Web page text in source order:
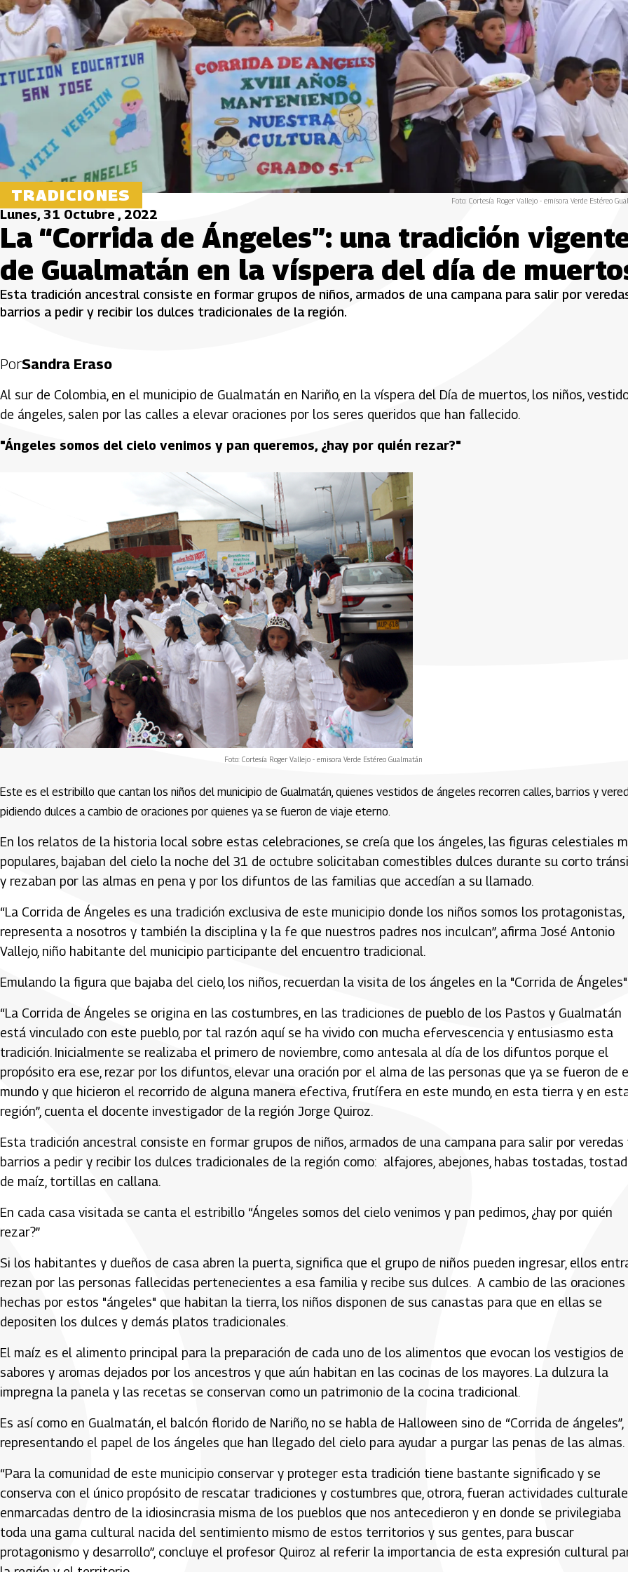
TRADICIONES Foto: Cortesía Roger Vallejo - emisora Verde Estéreo
Lunes, 31 Octubre , 2022
La “Corrida de Ángeles”: una tradición
de Gualmatán en la víspera del día de
Esta tradición ancestral consiste en formar grupos de niños, armados de una campana para salir por
barrios a pedir y recibir los dulces tradicionales de la región.
PorSandra Eraso
Al sur de Colombia, en el municipio de Gualmatán en Nariño, en la víspera del Día de muertos, los niños,
de ángeles, salen por las calles a elevar oraciones por los seres queridos que han fallecido.
"Ángeles somos del cielo venimos y pan queremos, ¿hay por quién rezar?"
Foto: Cortesía Roger Vallejo - emisora Verde Estéreo Gualmatán
Este es el estribillo que cantan los niños del municipio de Gualmatán, quienes vestidos de ángeles recorren calles, barrios y
pidiendo dulces a cambio de oraciones por quienes ya se fueron de viaje eterno.
En los relatos de la historia local sobre estas celebraciones, se creía que los ángeles, las figuras celestiales
populares, bajaban del cielo la noche del 31 de octubre solicitaban comestibles dulces durante su corto
y rezaban por las almas en pena y por los difuntos de las familias que accedían a su llamado.
“La Corrida de Ángeles es una tradición exclusiva de este municipio donde los niños somos los protagonistas,
representa a nosotros y también la disciplina y la fe que nuestros padres nos inculcan”, afirma José Antonio
Vallejo, niño habitante del municipio participante del encuentro tradicional.
Emulando la figura que bajaba del cielo, los niños, recuerdan la visita de los ángeles en la "Corrida de Ángeles"
“La Corrida de Ángeles se origina en las costumbres, en las tradiciones de pueblo de los Pastos y Gualmatán
está vinculado con este pueblo, por tal razón aquí se ha vivido con mucha efervescencia y entusiasmo esta
tradición. Inicialmente se realizaba el primero de noviembre, como antesala al día de los difuntos porque el
propósito era ese, rezar por los difuntos, elevar una oración por el alma de las personas que ya se fueron de
mundo y que hicieron el recorrido de alguna manera efectiva, frutífera en este mundo, en esta tierra y en
región”, cuenta el docente investigador de la región Jorge Quiroz.
Esta tradición ancestral consiste en formar grupos de niños, armados de una campana para salir por veredas
barrios a pedir y recibir los dulces tradicionales de la región como: alfajores, abejones, habas tostadas,
de maíz, tortillas en callana.
En cada casa visitada se canta el estribillo “Ángeles somos del cielo venimos y pan pedimos, ¿hay por quién
rezar?”
Si los habitantes y dueños de casa abren la puerta, significa que el grupo de niños pueden ingresar, ellos
rezan por las personas fallecidas pertenecientes a esa familia y recibe sus dulces. A cambio de las oraciones
hechas por estos "ángeles" que habitan la tierra, los niños disponen de sus canastas para que en ellas se
depositen los dulces y demás platos tradicionales.
El maíz es el alimento principal para la preparación de cada uno de los alimentos que evocan los vestigios de
sabores y aromas dejados por los ancestros y que aún habitan en las cocinas de los mayores. La dulzura la
impregna la panela y las recetas se conservan como un patrimonio de la cocina tradicional.
Es así como en Gualmatán, el balcón florido de Nariño, no se habla de Halloween sino de “Corrida de ángeles”,
representando el papel de los ángeles que han llegado del cielo para ayudar a purgar las penas de las almas.
“Para la comunidad de este municipio conservar y proteger esta tradición tiene bastante significado y se
conserva con el único propósito de rescatar tradiciones y costumbres que, otrora, fueran actividades
enmarcadas dentro de la idiosincrasia misma de los pueblos que nos antecedieron y en donde se privilegiaba
toda una gama cultural nacida del sentimiento mismo de estos territorios y sus gentes, para buscar
protagonismo y desarrollo”, concluye el profesor Quiroz al referir la importancia de esta expresión cultural